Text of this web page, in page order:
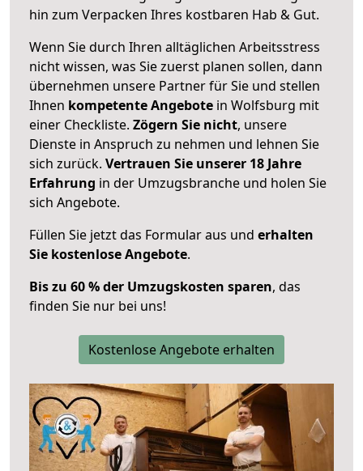
hin zum Verpacken Ihres kostbaren Hab & Gut.
Wenn Sie durch Ihren alltäglichen Arbeitsstress
nicht wissen, was Sie zuerst planen sollen, dann
übernehmen unsere Partner für Sie und stellen
Ihnen kompetente Angebote in Wolfsburg mit
einer Checkliste. Zögern Sie nicht, unsere
Dienste in Anspruch zu nehmen und lehnen Sie
sich zurück. Vertrauen Sie unserer 18 Jahre
Erfahrung in der Umzugsbranche und holen Sie
sich Angebote.
Füllen Sie jetzt das Formular aus und erhalten
Sie kostenlose Angebote.
Bis zu 60 % der Umzugskosten sparen, das
finden Sie nur bei uns!
Kostenlose Angebote erhalten